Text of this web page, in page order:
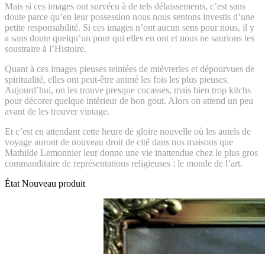
Mais si ces images ont survécu à de tels délaissements, c’est sans
doute parce qu’en leur possession nous nous sentons investis d’une
petite responsabilité. Si ces images n’ont aucun sens pour nous, il y
a sans doute quelqu’un pour qui elles en ont et nous ne saurions les
soustraire à l’Histoire.
Quant à ces images pieuses teintées de mièvreries et dépourvues de
spiritualité, elles ont peut-être animé les fois les plus pieuses.
Aujourd’hui, on les trouve presque cocasses, mais bien trop kitchs
pour décorer quelque intérieur de bon gout. Alors on attend un peu
avant de les trouver vintage.
Et c’est en attendant cette heure de gloire nouvelle où les autels de
voyage auront de nouveau droit de cité dans nos maisons que
Mathilde Lemonnier leur donne une vie inattendue chez le plus gros
commanditaire de représentations religieuses : le monde de l’art.
État Nouveau produit